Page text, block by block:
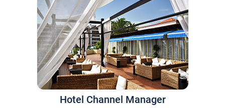
Hotel Channel Manager